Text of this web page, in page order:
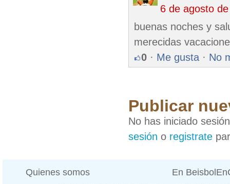
6 de agosto
buenas noches y
merecidas
0 · Me gusta · No
Publicar
No has iniciado
sesión o registrate
Quienes somos En